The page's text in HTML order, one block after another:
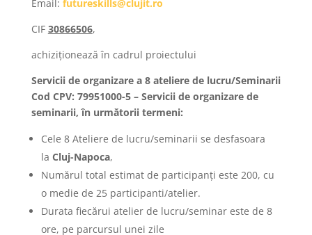
Email: futureskills@clujit.ro
CIF 30866506,
achiziționează în cadrul proiectului
Servicii de organizare a 8 ateliere de lucru/Seminarii
Cod CPV: 79951000-5 – Servicii de organizare de
seminarii,în următorii termeni:
Cele 8 Ateliere de lucru/seminarii se desfasoara
la Cluj-Napoca,
Numărul total estimat de participanți este 200, cu
o medie de 25 participanti/atelier.
Durata fiecărui atelier de lucru/seminar este de 8
ore, pe parcursul unei zile